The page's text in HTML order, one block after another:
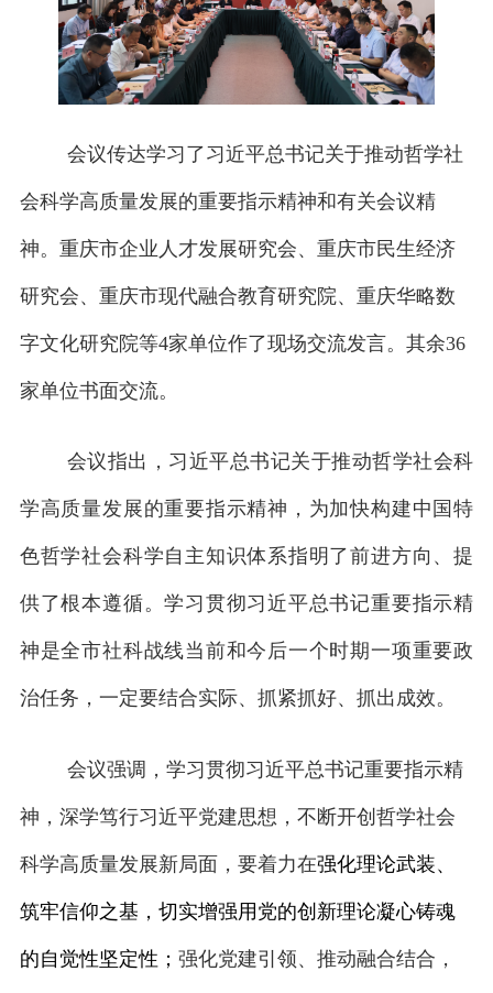
会议传达学习了习近平总书记关于推动哲学社
会科学高质量发展的重要指示精神和有关会议精
神。重庆市企业人才发展研究会、重庆市民生经济
研究会、重庆市现代融合教育研究院、重庆华略数
字文化研究院等4家单位作了现场交流发言。其余36
家单位书面交流。
会议指出，习近平总书记关于推动哲学社会科
学高质量发展的重要指示精神，为加快构建中国特
色哲学社会科学自主知识体系指明了前进方向、提
供了根本遵循。学习贯彻习近平总书记重要指示精
神是全市社科战线当前和今后一个时期一项重要政
治任务，一定要结合实际、抓紧抓好、抓出成效。
会议强调，学习贯彻习近平总书记重要指示精
神，深学笃行习近平党建思想，不断开创哲学社会
科学高质量发展新局面，要着力在强化理论武装、
筑牢信仰之基，切实增强用党的创新理论凝心铸魂
的自觉性坚定性； 强化党建引领、推动融合结合，